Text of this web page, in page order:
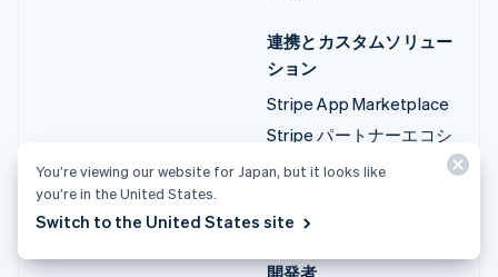
連携とカスタムソリュー
ション
Stripe App Marketplace
Stripe パートナーエコシ
ビス
開発者
You’re viewing our website for Japan, but it looks like
you’re in the United States.
Switch to the United States site